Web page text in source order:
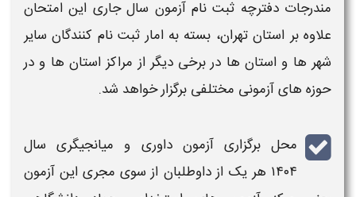
مندرجات دفترچه ثبت نام آزمون سال جاری این امتحان
علاوه بر استان تهران، بسته به امار ثبت نام کنندگان سایر
شهر ها و استان ها در برخی دیگر از مراکز استان ها و در
حوزه هایآزمونی مختلفی برگزارخواهد شد.
محل برگزاریآزمون داوری و میانجیگری سال
۱۴۰۴ هر یک از داوطلبان از سوی مجری این آزمون